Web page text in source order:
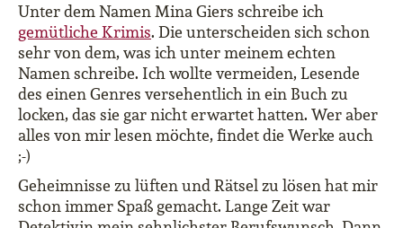
Unter dem Namen Mina Giers schreibe ich
gemütliche Krimis. Die unterscheiden sich schon
sehr von dem, was ich unter meinem echten
Namen schreibe. Ich wollte vermeiden, Lesende
des einen Genres versehentlich in ein Buch zu
locken, das sie gar nicht erwartet hatten. Wer aber
alles von mir lesen möchte, findet die Werke auch
;-)
Geheimnisse zu lüften und Rätsel zu lösen hat mir
schon immer Spaß gemacht. Lange Zeit war